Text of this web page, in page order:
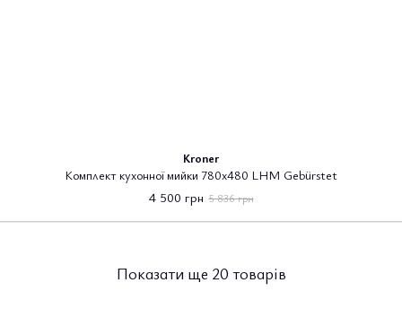
Kroner
Комплект кухонної мийки 780х480 LHM Gebürstet
4 500 грн 5 836 грн
Показати ще 20 товарів